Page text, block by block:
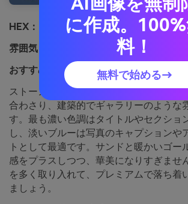
HEX：
#4d6b93 #263549 #9aaec6
雰囲気：
落ち着き、モダン、建築的
おすすめ用途：
不動産用パンフレットレ
ストーンスレートのブルーとサンディニ
合わさり、建築的でギャラリーのような
す。最も濃い色調はタイトルやセクショ
し、淡いブルーは写真のキャプションや
トとして最適です。サンドと暖かいゴー
感をプラスしつつ、華美になりすぎませ
を多く取り入れて、プレミアムで落ち着
ましょう。
に作成。
料！
無料で始める→